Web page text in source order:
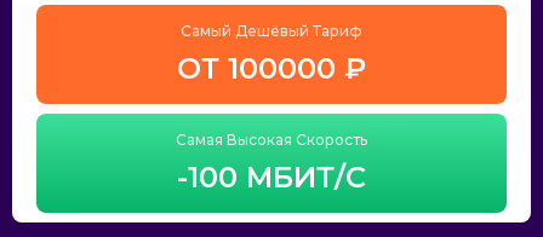
Самый Дешёвый Тариф
ОТ 100000 ₽
Самая Высокая Скорость
-100 МБИТ/С